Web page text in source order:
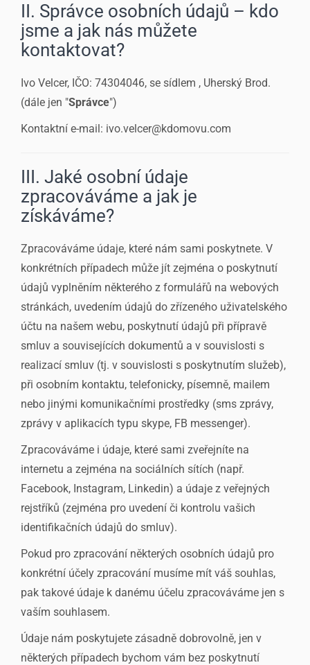
II. Správce osobních údajů – kdo
jsme a jak nás můžete
kontaktovat?
Ivo Velcer, IČO: 74304046, se sídlem , Uherský Brod.
(dále jen "Správce")
Kontaktní e-mail: ivo.velcer@kdomovu.com
III. Jaké osobní údaje
zpracováváme a jak je
získáváme?
Zpracováváme údaje, které nám sami poskytnete. V
konkrétních případech může jít zejména o poskytnutí
údajů vyplněním některého z formulářů na webových
stránkách, uvedením údajů do zřízeného uživatelského
účtu na našem webu, poskytnutí údajů při přípravě
smluv a souvisejících dokumentů a v souvislosti s
realizací smluv (tj. v souvislosti s poskytnutím služeb),
při osobním kontaktu, telefonicky, písemně, mailem
nebo jinými komunikačními prostředky (sms zprávy,
zprávy v aplikacích typu skype, FB messenger).
Zpracováváme i údaje, které sami zveřejníte na
internetu a zejména na sociálních sítích (např.
Facebook, Instagram, Linkedin) a údaje z veřejných
rejstříků (zejména pro uvedení či kontrolu vašich
identifikačních údajů do smluv).
Pokud pro zpracování některých osobních údajů pro
konkrétní účely zpracování musíme mít váš souhlas,
pak takové údaje k danému účelu zpracováváme jen s
vaším souhlasem.
Údaje nám poskytujete zásadně dobrovolně, jen v
některých případech bychom vám bez poskytnutí